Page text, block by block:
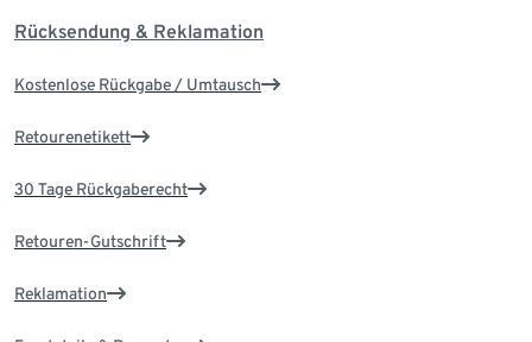
Rücksendung & Reklamation
Kostenlose Rückgabe / Umtausch
Retourenetikett
30 Tage Rückgaberecht
Retouren-Gutschrift
Reklamation